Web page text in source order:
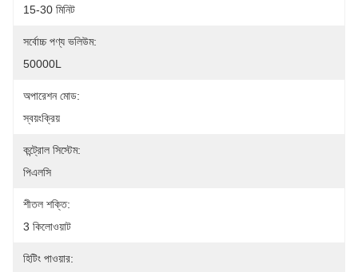
15-30 মিনিট
সর্বোচ্চ পণ্য ভলিউম:
50000L
অপারেশন মোড:
স্বয়ংক্রিয়
কন্ট্রোল সিস্টেম:
পিএলসি
শীতল শক্তি:
3 কিলোওয়াট
হিটিং পাওয়ার: